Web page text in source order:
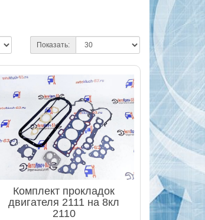
Показать:
Комплект прокладок
двигателя 2111 на 8кл
2110